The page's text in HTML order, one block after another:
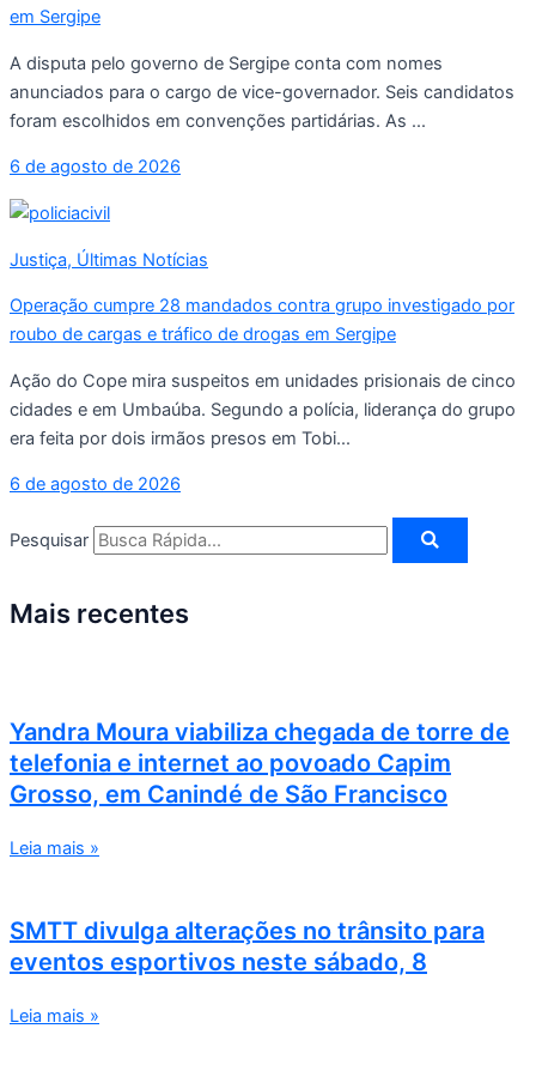
em Sergipe
A disputa pelo governo de Sergipe conta com nomes
anunciados para o cargo de vice-governador. Seis candidatos
foram escolhidos em convenções partidárias. As ...
6 de agosto de 2026
Justiça, Últimas Notícias
Operação cumpre 28 mandados contra grupo investigado por
roubo de cargas e tráfico de drogas em Sergipe
Ação do Cope mira suspeitos em unidades prisionais de cinco
cidades e em Umbaúba. Segundo a polícia, liderança do grupo
era feita por dois irmãos presos em Tobi...
6 de agosto de 2026
Pesquisar
Mais recentes
Yandra Moura viabiliza chegada de torre de
telefonia e internet ao povoado Capim
Grosso, em Canindé de São Francisco
Leia mais »
SMTT divulga alterações no trânsito para
eventos esportivos neste sábado, 8
Leia mais »